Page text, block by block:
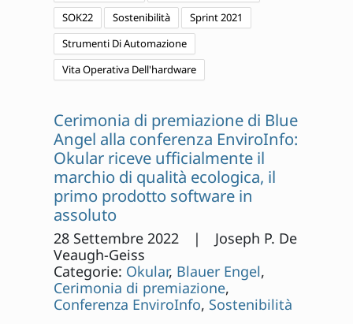
SOK22
Sostenibilità
Sprint 2021
Strumenti Di Automazione
Vita Operativa Dell'hardware
Cerimonia di premiazione di Blue
Angel alla conferenza EnviroInfo:
Okular riceve ufficialmente il
marchio di qualità ecologica, il
primo prodotto software in
assoluto
28 Settembre 2022 | Joseph P. De
Veaugh-Geiss
Categorie: Okular, Blauer Engel,
Cerimonia di premiazione,
Conferenza EnviroInfo, Sostenibilità